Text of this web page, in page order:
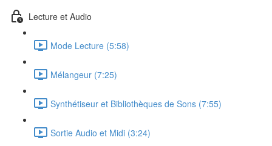
Lecture et Audio
Mode Lecture (5:58)
Mélangeur (7:25)
Synthétiseur et Bibliothèques de Sons (7:55)
Sortie Audio et Midi (3:24)